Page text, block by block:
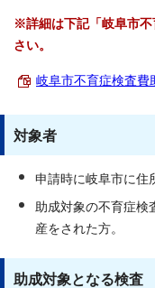
※詳細は下記「岐阜市
さい。
岐阜市不育症検査費
対象者
申請時に岐阜市に住
助成対象の不育症検
産をされた方。
助成対象となる検査